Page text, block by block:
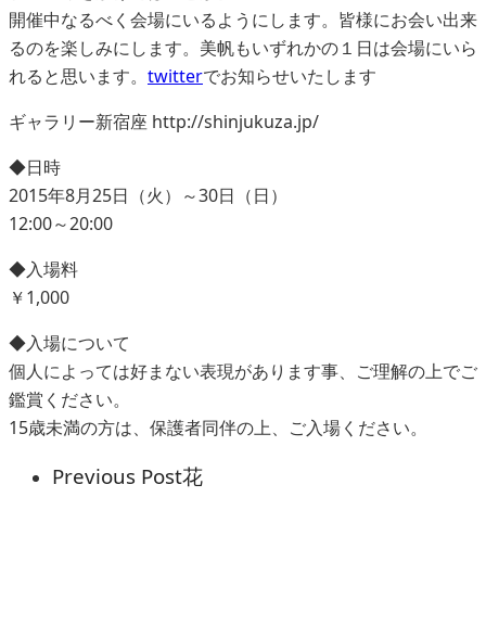
開催中なるべく会場にいるようにします。皆様にお会い出来
るのを楽しみにします。美帆もいずれかの１日は会場にいら
れると思います。 twitterでお知らせいたします
ギャラリー新宿座 http://shinjukuza.jp/
◆日時
2015年8月25日（火）～30日（日）
12:00～20:00
◆入場料
￥1,000
◆入場について
個人によっては好まない表現があります事、ご理解の上でご
鑑賞ください。
15歳未満の方は、保護者同伴の上、ご入場ください。
Previous Post花